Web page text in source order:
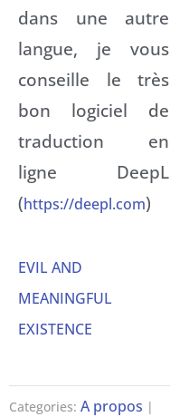
dans une autre
langue, je vous
conseille le très
bon logiciel de
traduction en
ligne DeepL
(https://deepl.com)
EVIL AND
MEANINGFUL
EXISTENCE
Categories: A propos |